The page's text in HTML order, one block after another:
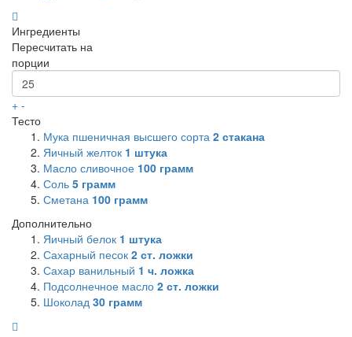
Ингредиенты
Пересчитать на
порции
+ -
Тесто
Мука пшеничная высшего сорта 2 стакана
Яичный желток 1 штука
Масло сливочное 100 грамм
Соль 5 грамм
Сметана 100 грамм
Дополнительно
Яичный белок 1 штука
Сахарный песок 2 ст. ложки
Сахар ванильный 1 ч. ложка
Подсолнечное масло 2 ст. ложки
Шоколад 30 грамм